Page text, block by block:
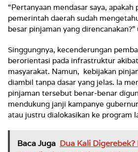
“Pertanyaan mendasar saya, apakah
pemerintah daerah sudah
besar pinjaman yang direncanakan?”
Singgungnya, kecenderungan
berorientasi pada infrastruktur
masyarakat. Namun, kebijakan
diambil tanpa dasar yang jelas. Ia
pinjaman tersebut benar-benar
mendukung janji kampanye
atau justru dialokasikan ke program
Baca Juga Dua Kali Digerebek?